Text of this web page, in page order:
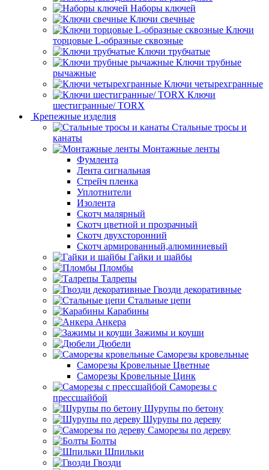
Наборы ключей
Ключи свечные
Ключи
торцовые L-образные сквозные
Ключи трубчатые
Ключи трубные
рычажные
Ключи четырехгранные
Ключи
шестигранные/ TORX
Крепежные изделия
Стальные тросы и
канаты
Монтажные ленты
Фумлента
Лента сигнальная
Стрейч пленка
Уплотнители
Изолента
Скотч малярный
Скотч цветной и прозрачный
Скотч двухсторонний
Скотч армированный,алюминиевый
Гайки и шайбы
Пломбы
Талрепы
Гвозди декоративные
Стальные цепи
Карабины
Анкера
Зажимы и коуши
Дюбели
Саморезы кровельные
Саморезы Кровельные Цветные
Саморезы Кровельные Цинк
Саморезы с
прессшайбой
Шурупы по бетону
Шурупы по дереву
Саморезы по дереву
Болты
Шпильки
Гвозди